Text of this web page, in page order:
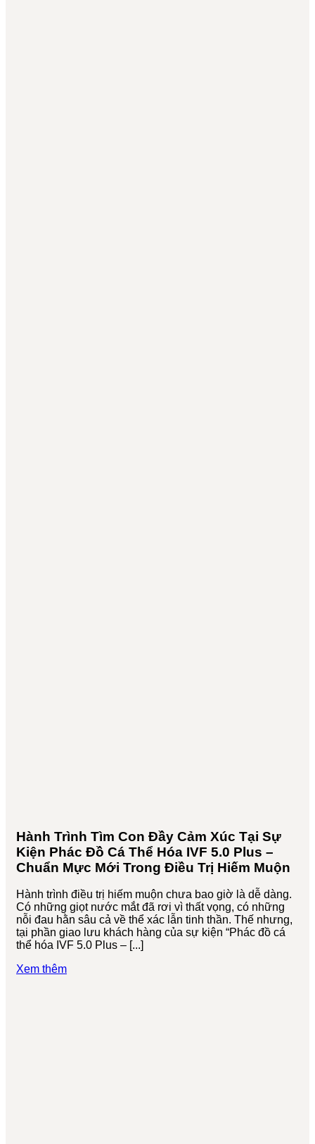
Hành Trình Tìm Con Đầy Cảm Xúc Tại Sự
Kiện Phác Đồ Cá Thể Hóa IVF 5.0 Plus –
Chuẩn Mực Mới Trong Điều Trị Hiếm Muộn
Hành trình điều trị hiếm muộn chưa bao giờ là dễ dàng.
Có những giọt nước mắt đã rơi vì thất vọng, có những
nỗi đau hằn sâu cả về thể xác lẫn tinh thần. Thế nhưng,
tại phần giao lưu khách hàng của sự kiện “Phác đồ cá
thể hóa IVF 5.0 Plus – [...]
Xem thêm